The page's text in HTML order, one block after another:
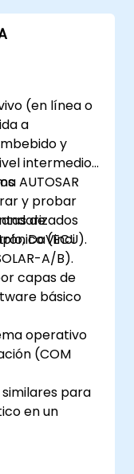
(en línea o
a
y
intermedio
AUTOSAR
y probar
(ECU).
de
DaVinci
A/B).
capas de
básico
operativo
(COM
para
en un